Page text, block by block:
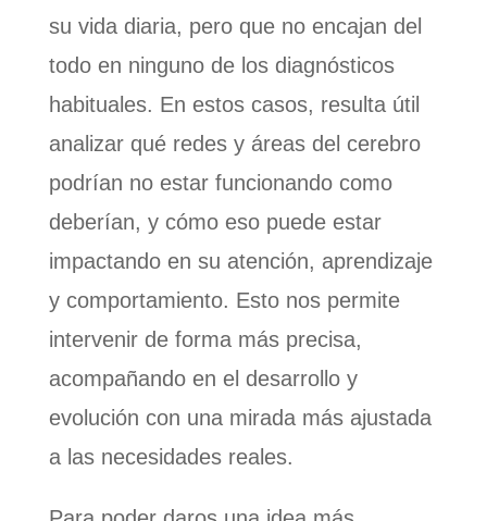
su vida diaria, pero que no encajan del
todo en ninguno de los diagnósticos
habituales. En estos casos, resulta útil
analizar qué redes y áreas del cerebro
podrían no estar funcionando como
deberían, y cómo eso puede estar
impactando en su atención, aprendizaje
y comportamiento. Esto nos permite
intervenir de forma más precisa,
acompañando en el desarrollo y
evolución con una mirada más ajustada
a las necesidades reales.